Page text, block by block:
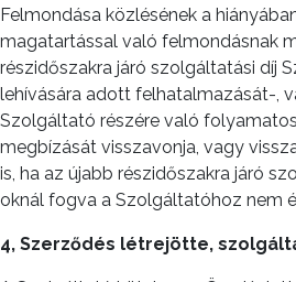
Felmondása közlésének a
magatartással való felmondásnak
részidőszakra járó szolgáltatási díj
lehívására adott felhatalmazását-,
Szolgáltató részére való
megbízását visszavonja, vagy
is, ha az újabb részidőszakra járó
oknál fogva a Szolgáltatóhoz nem
4, Szerződés létrejötte,